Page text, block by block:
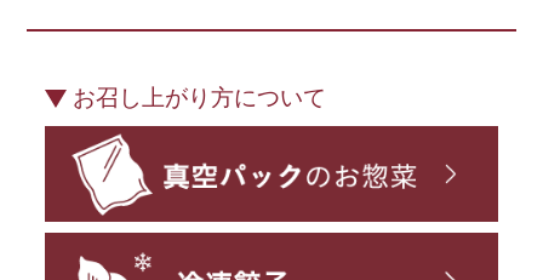
お召し上がり方について